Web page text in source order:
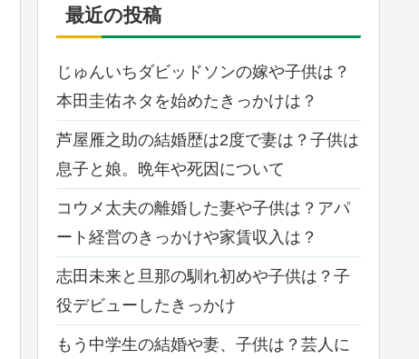
最近の投稿
じゅんいちダビッドソンの嫁や子供は？
本田圭佑ネタを始めたきっかけは？
芦屋雁之助の結婚歴は2度で妻は？子供は
息子と娘。晩年や死因について
コウメ太夫の離婚した妻や子供は？アパ
ート経営のきっかけや家賃収入は？
志田未来と旦那の馴れ初めや子供は？子
役デビューしたきっかけ
もう中学生の結婚や妻、子供は？芸人に